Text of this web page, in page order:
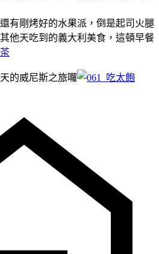
有剛烤好的水果派，倒是起司火腿
他天吃到的義大利美食，這頓早餐
的威尼斯之旅囉